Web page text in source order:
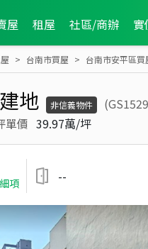
屋 租屋 社區/商辦 實
台南市買屋 台南市安平區買
地 非信義物件
單價 39.97萬/坪
細項 --